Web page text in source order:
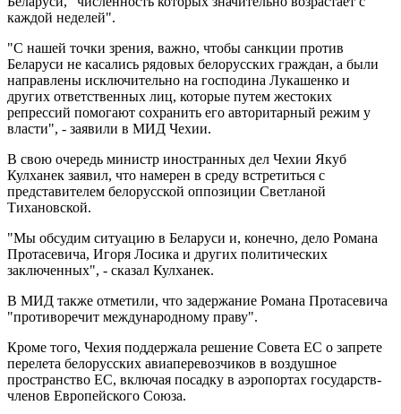
каждой неделей".
"С нашей точки зрения, важно, чтобы санкции против
Беларуси не касались рядовых белорусских граждан, а были
направлены исключительно на господина Лукашенко и
других ответственных лиц, которые путем жестоких
репрессий помогают сохранить его авторитарный режим у
власти", - заявили в МИД Чехии.
В свою очередь министр иностранных дел Чехии Якуб
Кулханек заявил, что намерен в среду встретиться с
представителем белорусской оппозиции Светланой
Тихановской.
"Мы обсудим ситуацию в Беларуси и, конечно, дело Романа
Протасевича, Игоря Лосика и других политических
заключенных", - сказал Кулханек.
В МИД также отметили, что задержание Романа Протасевича
"противоречит международному праву".
Кроме того, Чехия поддержала решение Совета ЕС о запрете
перелета белорусских авиаперевозчиков в воздушное
пространство ЕС, включая посадку в аэропортах государств-
членов Европейского Союза.